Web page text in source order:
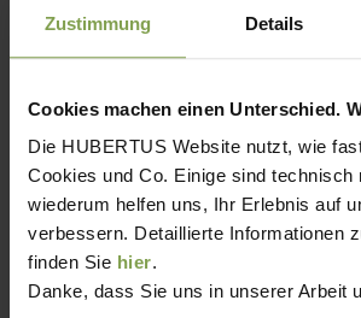
Zustimmung Details
Cookies machen einen Unterschied.
Die HUBERTUS Website nutzt, wie
Cookies und Co. Einige sind technisch
wiederum helfen uns, Ihr Erlebnis auf
verbessern. Detaillierte Informationen
finden Sie hier.
Danke, dass Sie uns in unserer Arbeit